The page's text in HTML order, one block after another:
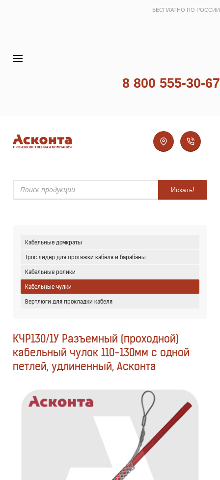
БЕСПЛАТНО ПО РОССИИ
8 800 555-30-67
Искать!
Кабельные домкраты
Трос лидер для протяжки кабеля и барабаны
Кабельные ролики
Кабельные чулки
Вертлюги для прокладки кабеля
КЧР130/1У Разъемный (проходной)
кабельный чулок 110-130мм с одной
петлей, удлиненный, Асконта